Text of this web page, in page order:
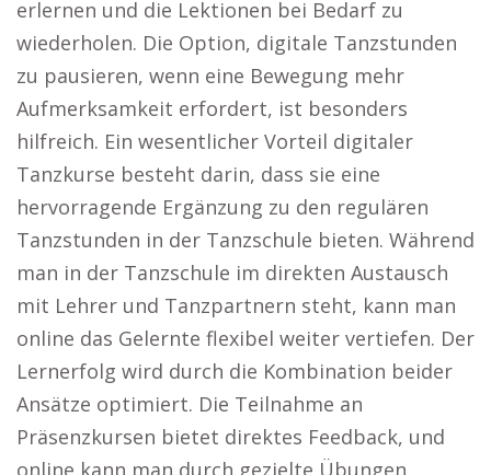
erlernen und die Lektionen bei Bedarf zu
wiederholen. Die Option, digitale Tanzstunden
zu pausieren, wenn eine Bewegung mehr
Aufmerksamkeit erfordert, ist besonders
hilfreich. Ein wesentlicher Vorteil digitaler
Tanzkurse besteht darin, dass sie eine
hervorragende Ergänzung zu den regulären
Tanzstunden in der Tanzschule bieten. Während
man in der Tanzschule im direkten Austausch
mit Lehrer und Tanzpartnern steht, kann man
online das Gelernte flexibel weiter vertiefen. Der
Lernerfolg wird durch die Kombination beider
Ansätze optimiert. Die Teilnahme an
Präsenzkursen bietet direktes Feedback, und
online kann man durch gezielte Übungen